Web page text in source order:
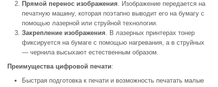
Прямой перенос изображения . Изображение передается на
печатную машину, которая поэтапно выводит его на бумагу с
помощью лазерной или струйной технологии.
Закрепление изображения . В лазерных принтерах тонер
фиксируется на бумаге с помощью нагревания, а в струйных
— чернила высыхают естественным образом.
Преимущества цифровой печати:
Быстрая подготовка к печати и возможность печатать малые